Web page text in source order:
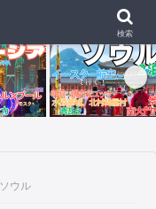
モンスターバーガー、チ
ソウル
検索